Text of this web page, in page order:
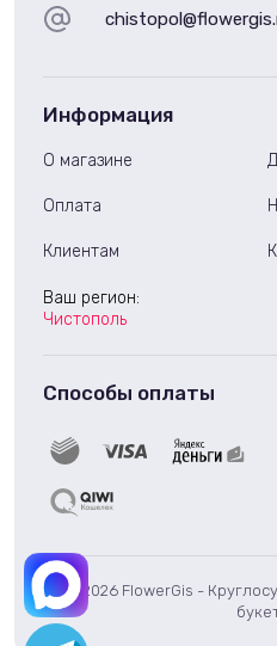
© 2026 FlowerGis -
Информация
О магазине
Оплата
Клиентам
Ваш регион:
Чистополь
Способы оплаты